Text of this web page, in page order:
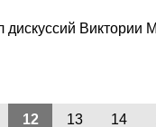
Виктории
12 13 14